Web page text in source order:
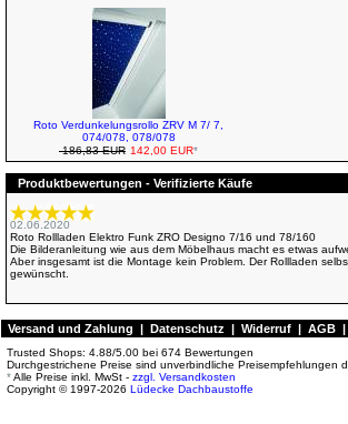
Roto Verdunkelungsrollo ZRV M 7/ 7,
074/078, 078/078
186,83 EUR 142,00 EUR*
Produktbewertungen - Verifizierte Käufe
02.06.2020
Roto Rollladen Elektro Funk ZRO Designo 7/16 und 78/160
Die Bilderanleitung wie aus dem Möbelhaus macht es etwas
Aber insgesamt ist die Montage kein Problem. Der Rollladen
gewünscht.
Versand und Zahlung | Datenschutz | Widerruf | AGB |
Trusted Shops: 4.88/5.00 bei 674 Bewertungen
Durchgestrichene Preise sind unverbindliche Preisempfehlungen
*Alle Preise inkl. MwSt - zzgl. Versandkosten
Copyright © 1997-2026 Lüdecke Dachbaustoffe